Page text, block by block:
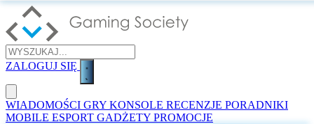
ZALOGUJ SIĘ
WIADOMOŚCI GRY KONSOLE RECENZJE PORADNIKI
MOBILE ESPORT GADŻETY PROMOCJE